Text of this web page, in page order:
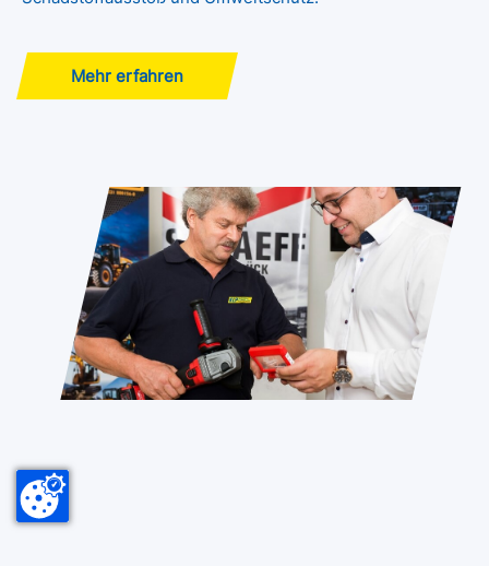
Mehr erfahren